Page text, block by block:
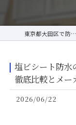
東京都大田区で防水工事ならアサイ防水株式会社
塩ビシート防水
徹底比較とメー
2026/06/22